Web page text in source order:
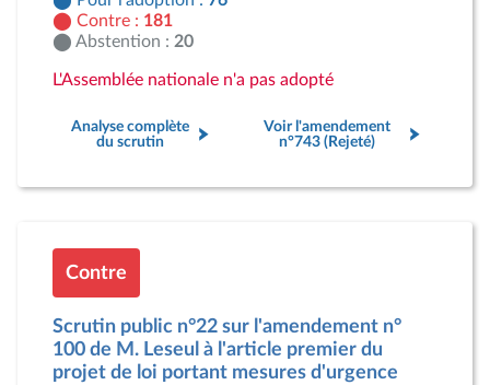
Contre : 181
Abstention : 20
L'Assemblée nationale n'a pas adopté
Analyse complète
du scrutin
Voir l'amendement
n°743 (Rejeté)
Contre
Scrutin public n°22 sur l'amendement n°
100 de M. Leseul à l'article premier du
projet de loi portant mesures d'urgence